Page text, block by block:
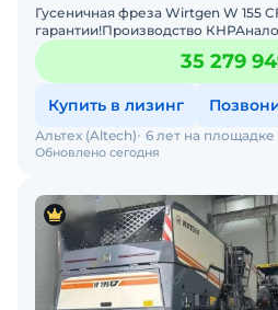
Гусеничная фреза Wirtgen W 155
гарантии!Производство
ГерманииСрок поставки 4
35 279
Купить в лизинг
Обновлено сегодня
Альтех (Altech) 6 лет на площадке